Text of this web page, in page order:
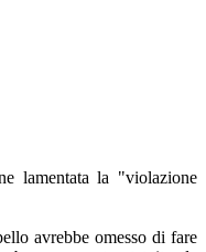
lamentata la "violazione
avrebbe omesso di fare